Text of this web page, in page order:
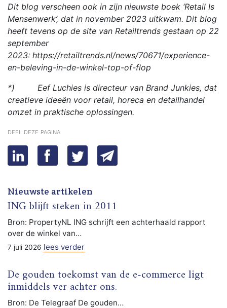
Dit blog verscheen ook in zijn nieuwste boek ‘Retail Is
Mensenwerk’, dat in november 2023 uitkwam. Dit blog
heeft tevens op de site van Retailtrends gestaan op 22
september
2023: https://retailtrends.nl/news/70671/experience-
en-beleving-in-de-winkel-top-of-flop
*) Eef Luchies is directeur van Brand Junkies, dat
creatieve ideeën voor retail, horeca en detailhandel
omzet in praktische oplossingen.
deel deze pagina
Nieuwste artikelen
ING blijft steken in 2011
Bron: PropertyNL ING schrijft een achterhaald rapport
over de winkel van…
7 juli 2026 lees verder
De gouden toekomst van de e-commerce ligt
inmiddels ver achter ons.
Bron: De Telegraaf De gouden…